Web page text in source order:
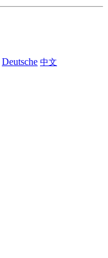
Deutsche 中文